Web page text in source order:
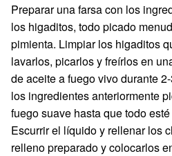
Preparar una farsa con los
los higaditos, todo picado
pimienta. Limpiar los higaditos
lavarlos, picarlos y freírlos en
de aceite a fuego vivo durante
los ingredientes anteriormente
fuego suave hasta que todo
Escurrir el líquido y rellenar los
relleno preparado y colocarlos